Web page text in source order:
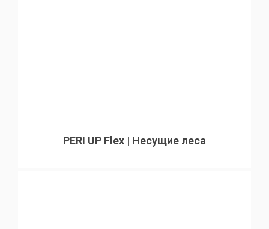
PERI UP Flex | Несущие леса